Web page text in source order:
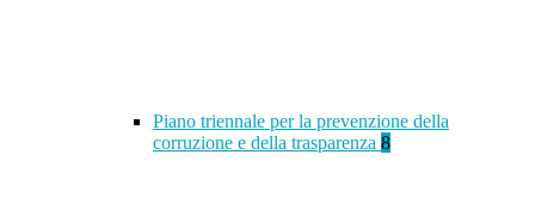
Piano triennale per la prevenzione della
corruzione e della trasparenza 8